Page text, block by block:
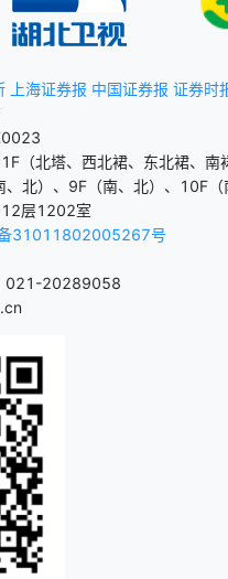
上海证券报 中国证券报 证券时
（北塔、西北裙、东北裙、
北）、9F（南、北）、10F
12层1202室
31011802005267号
021-20289058